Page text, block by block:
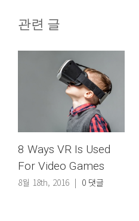
관련 글
VR Is Used
Video Games
18th, 2016 | 0 댓글
8월